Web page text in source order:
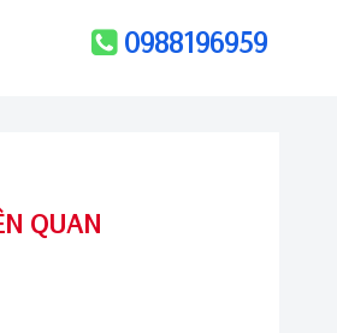
0988196959
QUAN